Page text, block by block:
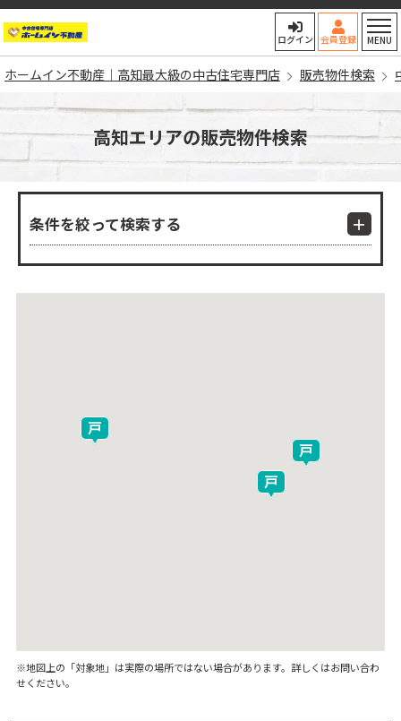
ホームイン不動産｜高知最大
ログイン 会員登録 MENU
ホームイン不動産｜高知最大級の中古住宅専門店 販売物件検索
高知エリアの販売物件検索
条件を絞って検索する
※地図上の「対象地」は実際の場所ではない場合があります。詳しくはお問い合わ
せください。